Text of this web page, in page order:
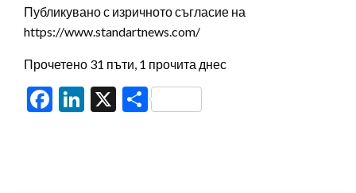
Публикувано с изричното съгласие на
https://www.standartnews.com/
Прочетено 31 пъти, 1 прочита днес
Facebook
LinkedIn
X Share